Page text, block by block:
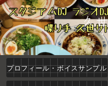
久
プロフィール・ボイスサンプル